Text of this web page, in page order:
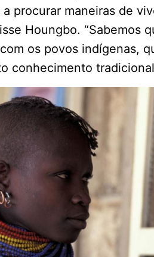
procurar maneiras de
Houngbo. “Sabemos
os povos indígenas,
conhecimento